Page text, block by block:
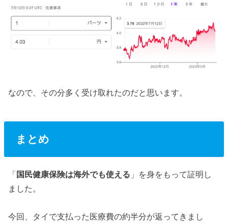
なので、その分多く受け取れたのだと思います。
まとめ
「 国民健康保険は海外でも使える 」を身をもって証明し
ました。
今回、タイで支払った医療費の約半分が返ってきまし